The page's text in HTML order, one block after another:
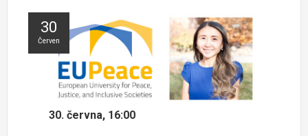
30
Červen
30. června, 16:00